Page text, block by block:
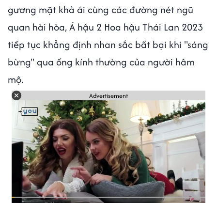
gương mặt khả ái cùng các đường nét ngũ
quan hài hòa, Á hậu 2 Hoa hậu Thái Lan 2023
tiếp tục khẳng định nhan sắc bất bại khi "sáng
bừng" qua ống kính thường của người hâm
mộ.
Advertisement